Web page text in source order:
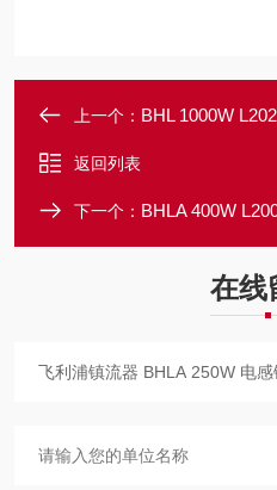
上一个： BHL 1000W L202飞
返回列表
下一个： BHLA 400W L200
在线